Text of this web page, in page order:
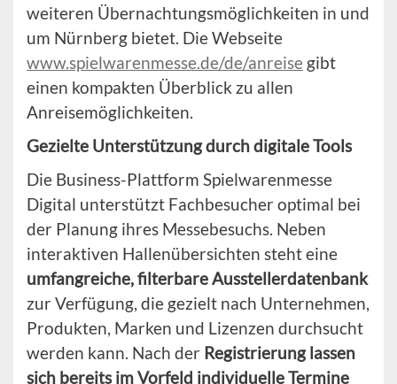
weiteren Übernachtungsmöglichkeiten in und
um Nürnberg bietet. Die Webseite
www.spielwarenmesse.de/de/anreise gibt
einen kompakten Überblick zu allen
Anreisemöglichkeiten.
Gezielte Unterstützung durch digitale Tools
Die Business-Plattform Spielwarenmesse
Digital unterstützt Fachbesucher optimal bei
der Planung ihres Messebesuchs. Neben
interaktiven Hallenübersichten steht eine
umfangreiche, filterbare Ausstellerdatenbank
zur Verfügung, die gezielt nach Unternehmen,
Produkten, Marken und Lizenzen durchsucht
werden kann. Nach der Registrierung lassen
sich bereits im Vorfeld individuelle Termine